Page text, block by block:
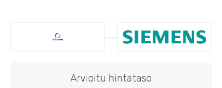
Arvioitu hintataso